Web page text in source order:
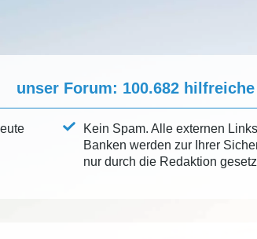
unser Forum: 100.682hilfreiche
Kein Spam. Alle externen
Banken werden zur Ihrer
nur durch die Redaktion